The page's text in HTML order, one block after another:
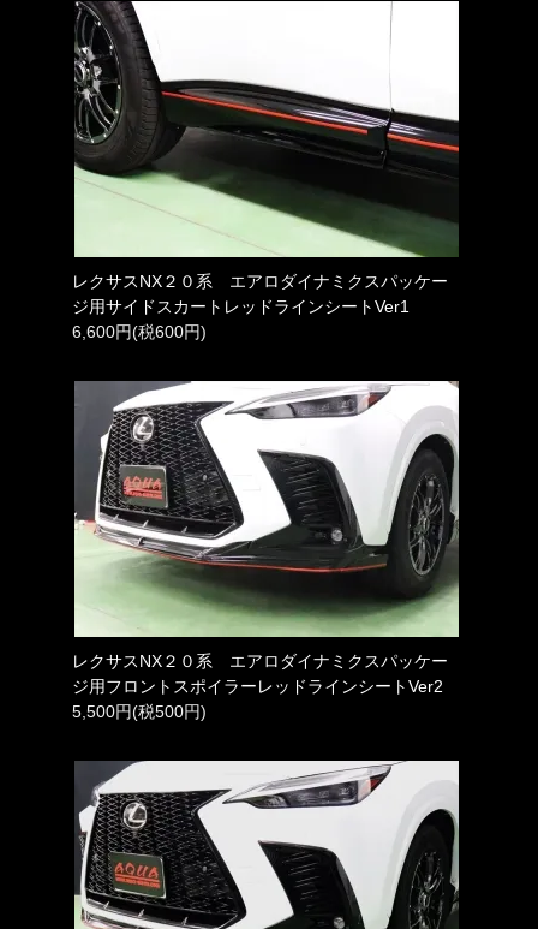
レクサスNX２０系 エアロダイナミクスパッケー
ジ用サイドスカートレッドラインシートVer1
6,600円(税600円)
レクサスNX２０系 エアロダイナミクスパッケー
ジ用フロントスポイラーレッドラインシートVer2
5,500円(税500円)